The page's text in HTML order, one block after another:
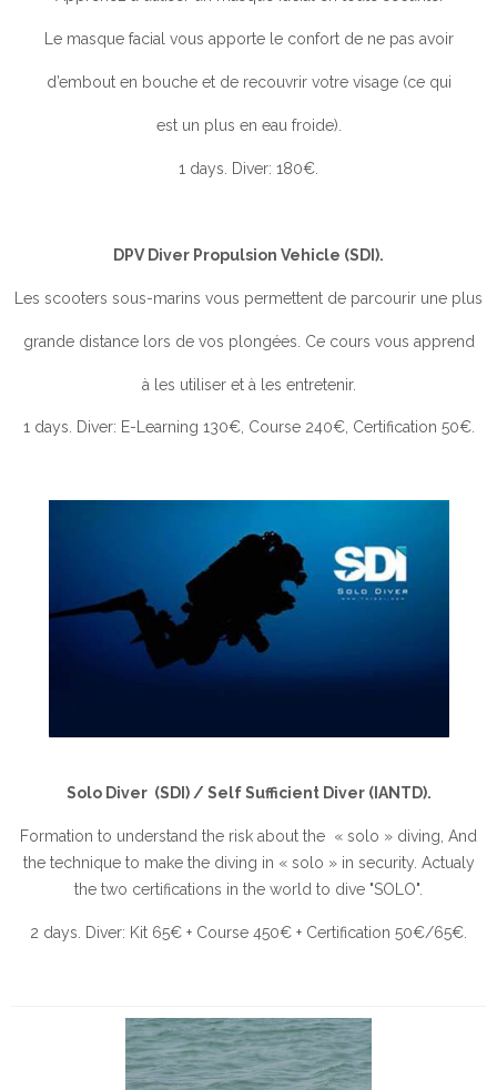
Le masque facial vous apporte le confort de ne pas avoir
d’embout en bouche et de recouvrir votre visage (ce qui
est un plus en eau froide).
1 days. Diver: 180€.
DPV Diver Propulsion Vehicle (SDI).
Les scooters sous-marins vous permettent de parcourir une plus
grande distance lors de vos plongées. Ce cours vous apprend
à les utiliser et à les entretenir.
1 days. Diver: E-Learning 130€, Course 240€, Certification 50€.
Solo Diver (SDI) / Self Sufficient Diver (IANTD).
Formation to understand the risk about the « solo » diving, And
the technique to make the diving in « solo » in security. Actualy
the two certifications in the world to dive "SOLO".
2 days. Diver: Kit 65€ + Course 450€ + Certification 50€/65€.